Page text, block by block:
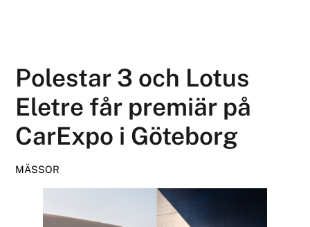
Polestar 3 och Lotus
Eletre får premiär på
CarExpo i Göteborg
MÄSSOR